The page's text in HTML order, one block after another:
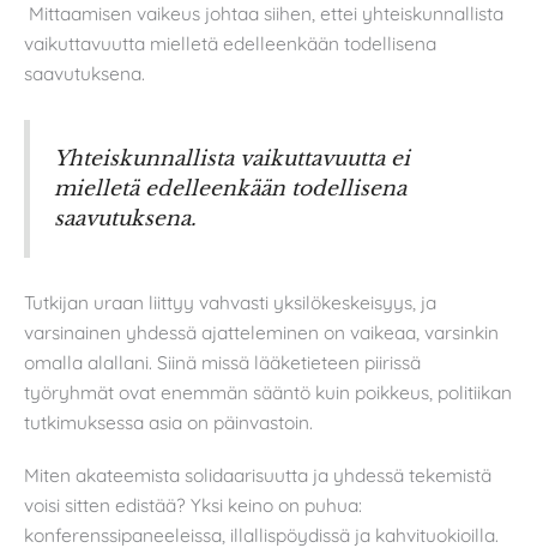
Mittaamisen vaikeus johtaa siihen, ettei yhteiskunnallista
vaikuttavuutta mielletä edelleenkään todellisena
saavutuksena.
Yhteiskunnallista vaikuttavuutta ei
mielletä edelleenkään todellisena
saavutuksena.
Tutkijan uraan liittyy vahvasti yksilökeskeisyys, ja
varsinainen yhdessä ajatteleminen on vaikeaa, varsinkin
omalla alallani. Siinä missä lääketieteen piirissä
työryhmät ovat enemmän sääntö kuin poikkeus, politiikan
tutkimuksessa asia on päinvastoin.
Miten akateemista solidaarisuutta ja yhdessä tekemistä
voisi sitten edistää? Yksi keino on puhua:
konferenssipaneeleissa, illallispöydissä ja kahvituokioilla.